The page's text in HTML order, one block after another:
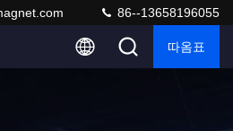
86--13658196055
따옴표